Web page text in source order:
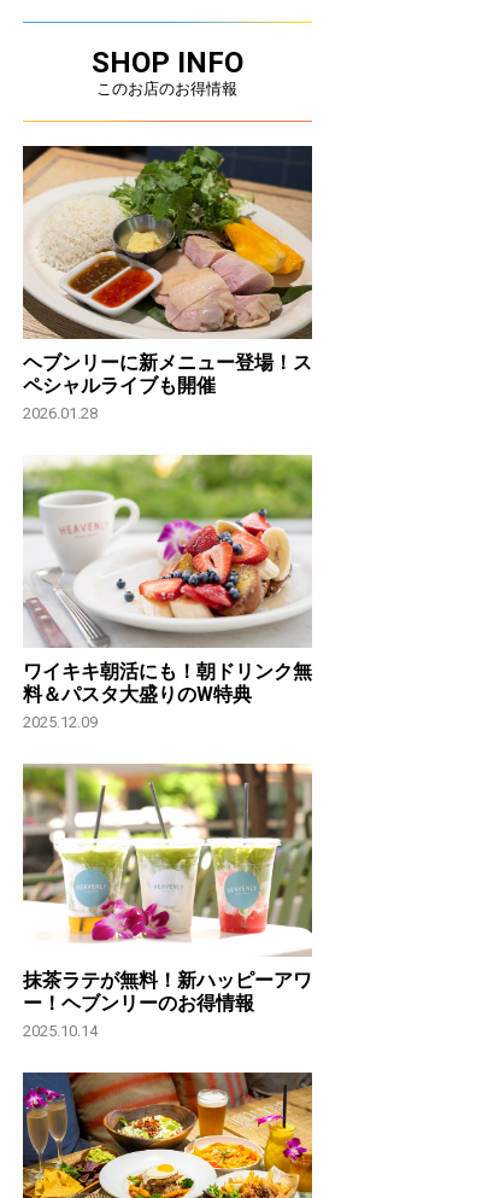
SHOP INFO
このお店のお得情報
ヘブンリーに新メニュー登場！ス
ペシャルライブも開催
2026.01.28
ワイキキ朝活にも！朝ドリンク無
料＆パスタ大盛りのW特典
2025.12.09
抹茶ラテが無料！新ハッピーアワ
ー！ヘブンリーのお得情報
2025.10.14